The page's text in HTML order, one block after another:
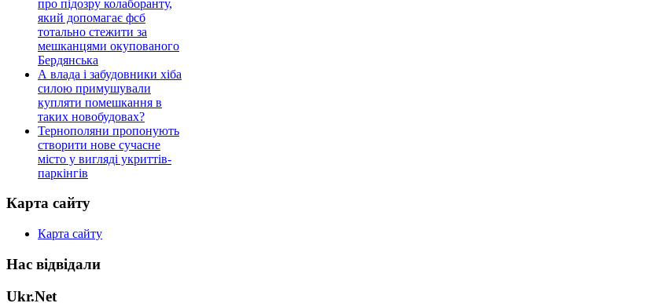
про підозру колаборанту,
який допомагає фсб
тотально стежити за
мешканцями окупованого
Бердянська
А влада і забудовники хіба
силою примушували
купляти помешкання в
таких новобудовах?
Тернополяни пропонують
створити нове сучасне
місто у вигляді укриттів-
паркінгів
Карта сайту
Карта сайту
Нас відвідали
Ukr.Net